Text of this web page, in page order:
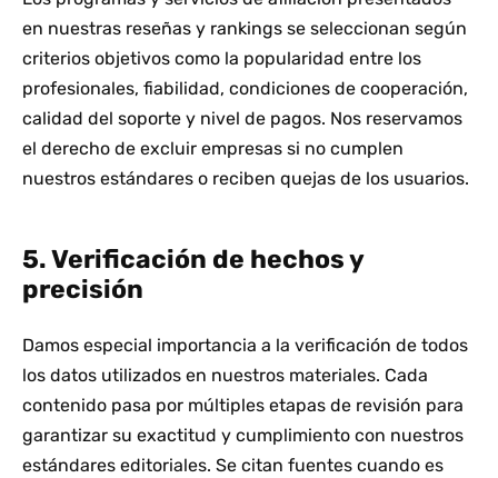
en nuestras reseñas y rankings se seleccionan según
criterios objetivos como la popularidad entre los
profesionales, fiabilidad, condiciones de cooperación,
calidad del soporte y nivel de pagos. Nos reservamos
el derecho de excluir empresas si no cumplen
nuestros estándares o reciben quejas de los usuarios.
5. Verificación de hechos y
precisión
Damos especial importancia a la verificación de todos
los datos utilizados en nuestros materiales. Cada
contenido pasa por múltiples etapas de revisión para
garantizar su exactitud y cumplimiento con nuestros
estándares editoriales. Se citan fuentes cuando es